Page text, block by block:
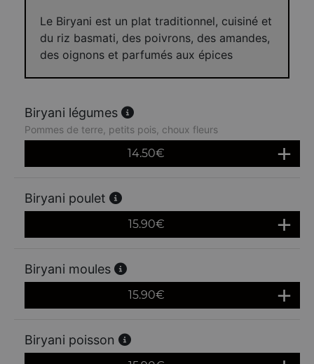
Le Biryani est un plat traditionnel, cuisiné et
du riz basmati, des poivrons, des amandes,
des oignons et parfumés aux épices
Biryani légumes
Pommes de terre, petits pois, choux fleurs
14.50€
Biryani poulet
15.90€
Biryani moules
15.90€
Biryani poisson